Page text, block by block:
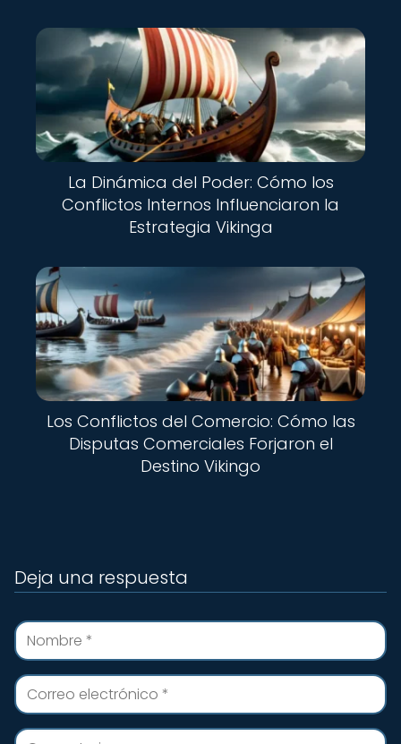
La Dinámica del Poder: Cómo los
Conflictos Internos Influenciaron la
Estrategia Vikinga
Los Conflictos del Comercio: Cómo las
Disputas Comerciales Forjaron el
Destino Vikingo
Deja una respuesta